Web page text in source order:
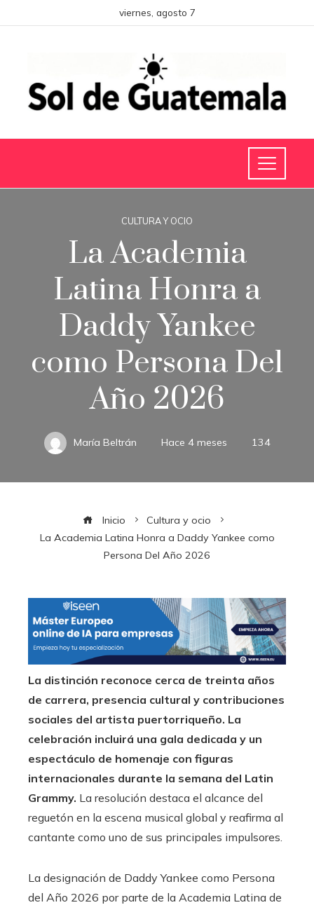
viernes, agosto 7
CULTURA Y OCIO
La Academia
Latina Honra a
Daddy Yankee
como Persona Del
Año 2026
María Beltrán Hace 4 meses 134
Inicio
Cultura y ocio
La Academia Latina Honra a Daddy Yankee como
Persona Del Año 2026
La distinción reconoce cerca de treinta años
de carrera, presencia cultural y contribuciones
sociales del artista puertorriqueño. La
celebración incluirá una gala dedicada y un
espectáculo de homenaje con figuras
internacionales durante la semana del Latin
Grammy. La resolución destaca el alcance del
reguetón en la escena musical global y reafirma al
cantante como uno de sus principales impulsores.
La designación de Daddy Yankee como Persona
del Año 2026 por parte de la Academia Latina de